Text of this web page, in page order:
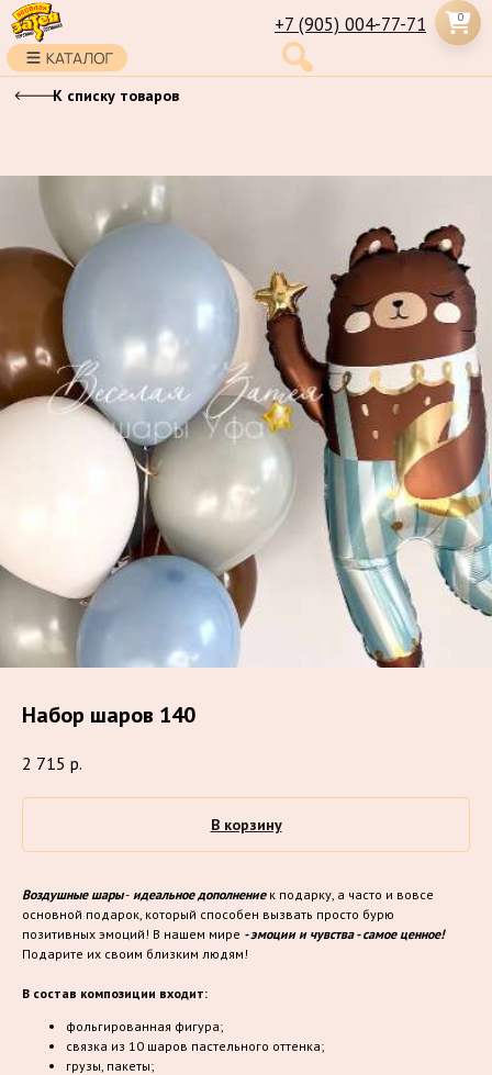
0
+7 (905) 004-77-71
К списку товаров
Набор шаров 140
2 715 р.
В корзину
Воздушные шары- идеальное дополнениек подарку, а часто и вовсе
основной подарок, который способен вызвать просто бурю
позитивных эмоций! В нашем мире - эмоции и чувства - самое ценное!
Подарите их своим близким людям!
В состав композиции входит:
фольгированная фигура;
связка из 10 шаров пастельного оттенка;
грузы, пакеты;